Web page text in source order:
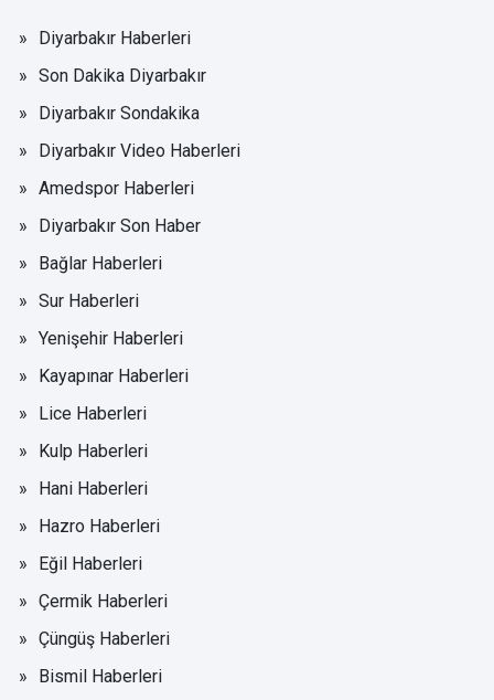
Diyarbakır Haberleri
Son Dakika Diyarbakır
Diyarbakır Sondakika
Diyarbakır Video Haberleri
Amedspor Haberleri
Diyarbakır Son Haber
Bağlar Haberleri
Sur Haberleri
Yenişehir Haberleri
Kayapınar Haberleri
Lice Haberleri
Kulp Haberleri
Hani Haberleri
Hazro Haberleri
Eğil Haberleri
Çermik Haberleri
Çüngüş Haberleri
Bismil Haberleri